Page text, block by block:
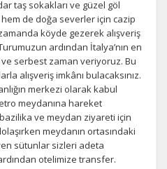
taş sokakları ve güzel göl
de doğa severler için cazip
köyde gezerek alışveriş
ardından İtalya’nın en
serbest zaman veriyoruz. Bu
alışveriş imkânı bulacaksınız.
merkezi olarak kabul
meydanına hareket
ve meydan ziyareti için
meydanın ortasındaki
sütunlar sizleri adeta
otelimize transfer.